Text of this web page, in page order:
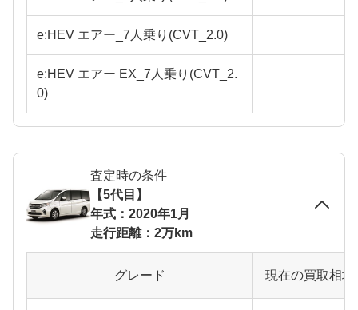
e:HEV エアー_7人乗り(CVT_2.0)
e:HEV エアー EX_7人乗り(CVT_2.
0)
査定時の条件
【5代目】
年式：2020年1月
走行距離：2万km
グレード 現在の買取相